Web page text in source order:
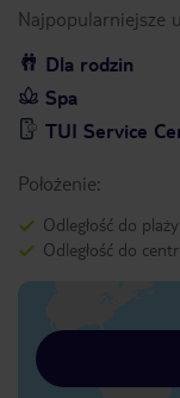
Najpopularniejsze
Dla rodzin
Spa
TUI Service
Położenie:
Odległość do
Odległość do